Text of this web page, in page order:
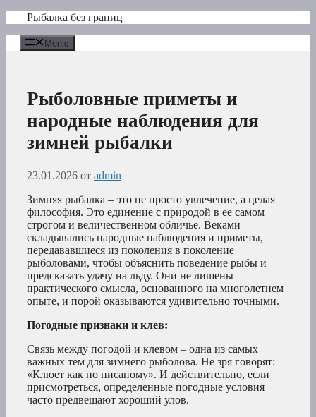
Перейти
содержимому
Рыбалка без границ
Меню
Рыболовные приметы и
народные наблюдения для
зимней рыбалки
23.01.2026 от admin
Зимняя рыбалка – это не просто увлечение, а целая
философия. Это единение с природой в ее самом
строгом и величественном обличье. Веками
складывались народные наблюдения и приметы,
передававшиеся из поколения в поколение
рыболовами, чтобы объяснить поведение рыбы и
предсказать удачу на льду. Они не лишены
практического смысла, основанного на многолетнем
опыте, и порой оказываются удивительно точными.
Погодные признаки и клев:
Связь между погодой и клевом – одна из самых
важных тем для зимнего рыболова. Не зря говорят:
«Клюет как по писаному». И действительно, если
присмотреться, определенные погодные условия
часто предвещают хороший улов.